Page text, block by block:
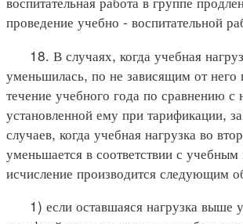
проведение учебно - воспитательной
18. В случаях, когда учебная
уменьшилась, по не зависящим от
течение учебного года по сравнению с
установленной ему при тарификации,
случаев, когда учебная нагрузка во
уменьшается в соответствии с
исчисление производится следующим
1) если оставшаяся нагрузка выше